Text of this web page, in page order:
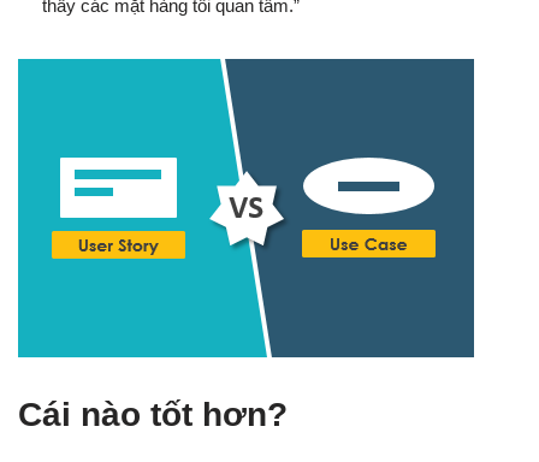
thấy các mặt hàng tôi quan tâm.”
Cái nào tốt hơn?